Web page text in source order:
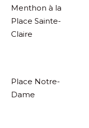
Menthon à la
Place Sainte-
Claire
Place Notre-
Dame